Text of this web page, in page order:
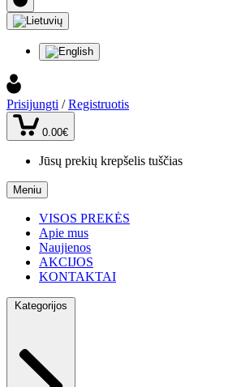
Prisijungti / Registruotis
0.00€
Jūsų prekių krepšelis tuščias
Meniu
VISOS PREKĖS
Apie mus
Naujienos
AKCIJOS
KONTAKTAI
Kategorijos